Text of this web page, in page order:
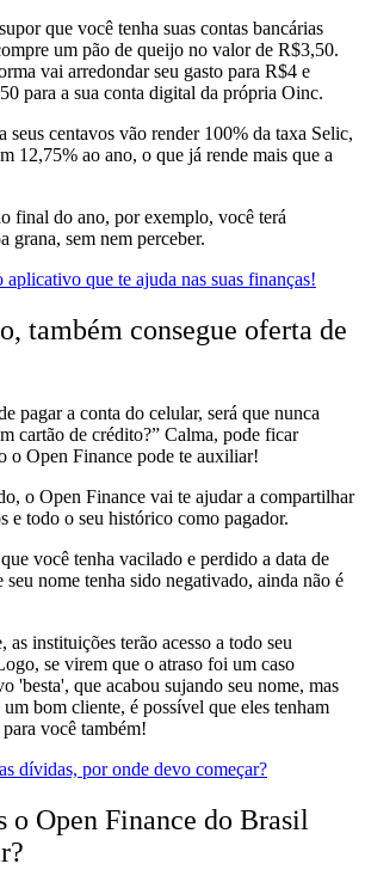
que você tenha suas contas bancárias
um pão de queijo no valor de R$3,50.
vai arredondar seu gasto para R$4 e
para a sua conta digital da própria Oinc.
seus centavos vão render 100% da taxa Selic,
12,75% ao ano, o que já rende mais que a
final do ano, por exemplo, você terá
grana, sem nem perceber.
que te ajuda nas suas finanças!
também consegue oferta de
pagar a conta do celular, será que nunca
cartão de crédito?” Calma, pode ficar
o Open Finance pode te auxiliar!
o Open Finance vai te ajudar a compartilhar
e todo o seu histórico como pagador.
você tenha vacilado e perdido a data de
seu nome tenha sido negativado, ainda não é
as instituições terão acesso a todo seu
se virem que o atraso foi um caso
'besta', que acabou sujando seu nome, mas
bom cliente, é possível que eles tenham
você também!
dívidas, por onde devo começar?
o Open Finance do Brasil